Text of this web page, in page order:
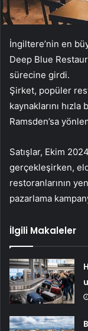
İngiltere’nin en
Deep Blue
sürecine girdi.
Şirket, popüler
kaynaklarını
Ramsden’sa
Satışlar, Ekim
gerçekleşirken,
restoranlarının
pazarlama
İlgili Makaleler